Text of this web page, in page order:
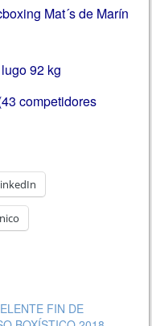
Mat´s de Marín
92 kg
competidores
FIN DE